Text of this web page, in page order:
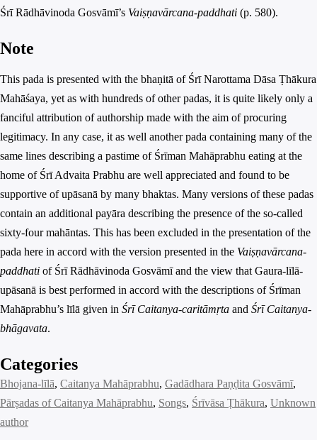
Śrī Rādhāvinoda Gosvāmī’s Vaiṣṇavārcana-paddhati (p. 580).
Note
This pada is presented with the bhaṇitā of Śrī Narottama Dāsa Ṭhākura
Mahāśaya, yet as with hundreds of other padas, it is quite likely only a
fanciful attribution of authorship made with the aim of procuring
legitimacy. In any case, it as well another pada containing many of the
same lines describing a pastime of Śrīman Mahāprabhu eating at the
home of Śrī Advaita Prabhu are well appreciated and found to be
supportive of upāsanā by many bhaktas. Many versions of these padas
contain an additional payāra describing the presence of the so-called
sixty-four mahāntas. This has been excluded in the presentation of the
pada here in accord with the version presented in the Vaiṣṇavārcana-
paddhati of Śrī Rādhāvinoda Gosvāmī and the view that Gaura-līlā-
upāsanā is best performed in accord with the descriptions of Śrīman
Mahāprabhu’s līlā given in Śrī Caitanya-caritāmṛta and Śrī Caitanya-
bhāgavata.
Categories
Bhojana-līlā, Caitanya Mahāprabhu, Gadādhara Paṇḍita Gosvāmī
Pārṣadas of Caitanya Mahāprabhu, Songs, Śrīvāsa Ṭhākura, Unknown
author